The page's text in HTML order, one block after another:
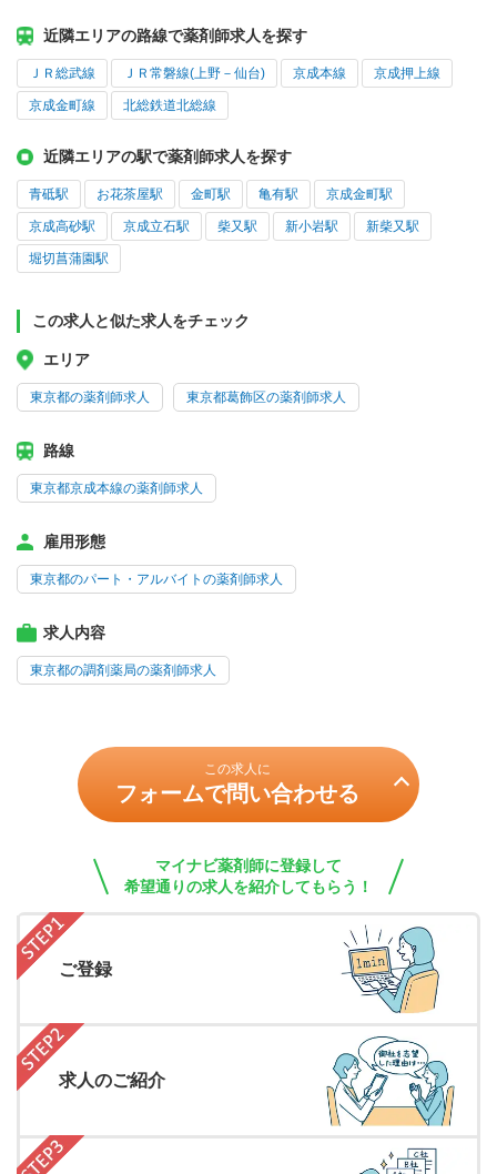
近隣エリアの路線で薬剤師求人を探す
ＪＲ総武線 ＪＲ常磐線(上野－仙台) 京成本線 京成押上線
京成金町線 北総鉄道北総線
近隣エリアの駅で薬剤師求人を探す
青砥駅 お花茶屋駅 金町駅 亀有駅 京成金町駅
京成高砂駅 京成立石駅 柴又駅 新小岩駅 新柴又駅
堀切菖蒲園駅
この求人と似た求人をチェック
エリア
東京都の薬剤師求人 東京都葛飾区の薬剤師求人
路線
東京都京成本線の薬剤師求人
雇用形態
東京都のパート・アルバイトの薬剤師求人
求人内容
東京都の調剤薬局の薬剤師求人
この求人に
フォームで問い合わせる
マイナビ薬剤師に登録して
希望通りの求人を紹介してもらう！
ご登録
求人のご紹介